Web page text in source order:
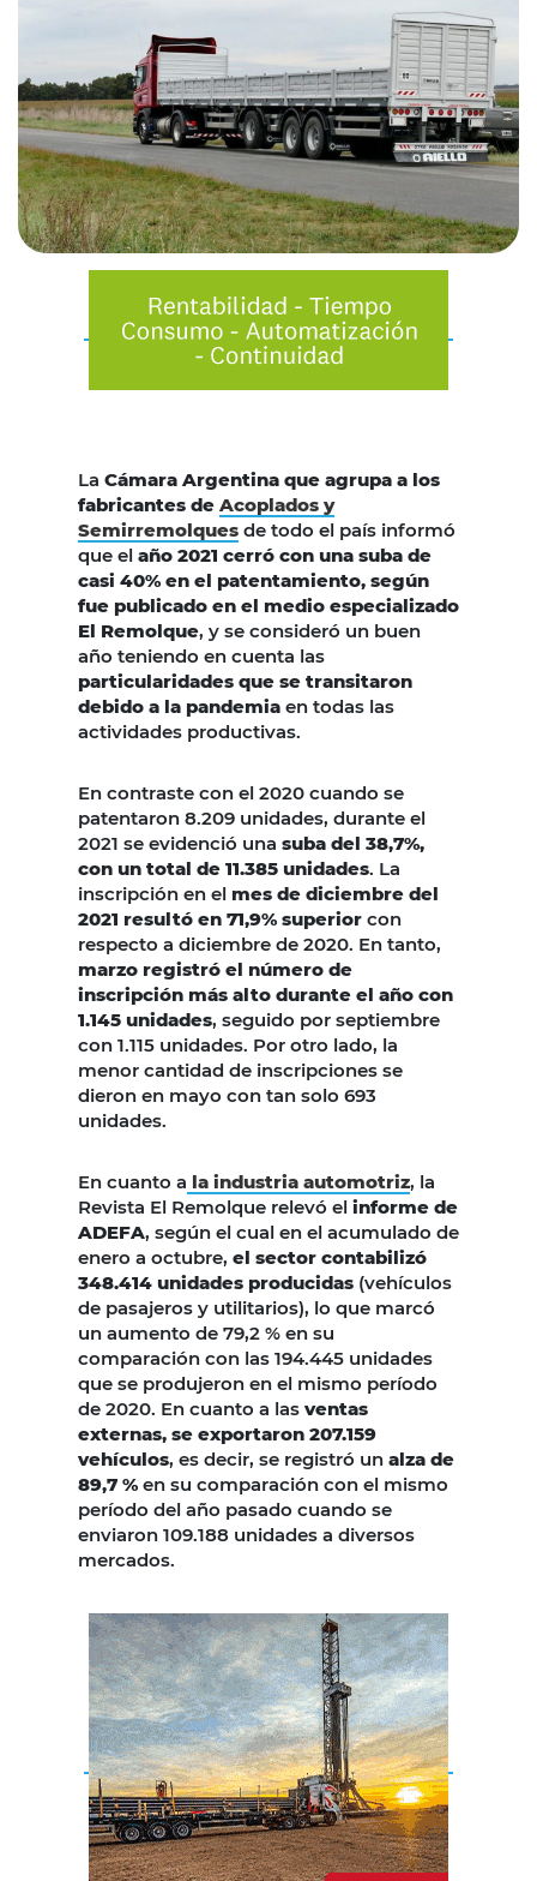
La Cámara Argentina que agrupa a los
fabricantes de Acoplados y
Semirremolques de todo el país informó
que el año 2021 cerró con una suba de
casi 40% en el patentamiento, según
fue publicado en el medio especializado
El Remolque, y se consideró un buen
año teniendo en cuenta las
particularidades que se transitaron
debido a la pandemia en todas las
actividades productivas.
En contraste con el 2020 cuando se
patentaron 8.209 unidades, durante el
2021 se evidenció una suba del 38,7%,
con un total de 11.385 unidades. La
inscripción en el mes de diciembre del
2021 resultó en 71,9% superior con
respecto a diciembre de 2020. En tanto,
marzo registró el número de
inscripción más alto durante el año con
1.145 unidades, seguido por septiembre
con 1.115 unidades. Por otro lado, la
menor cantidad de inscripciones se
dieron en mayo con tan solo 693
unidades.
En cuanto a la industria automotriz, la
Revista El Remolque relevó el informe de
ADEFA, según el cual en el acumulado de
enero a octubre, el sector contabilizó
348.414 unidades producidas (vehículos
de pasajeros y utilitarios), lo que marcó
un aumento de 79,2 % en su
comparación con las 194.445 unidades
que se produjeron en el mismo período
de 2020. En cuanto a las ventas
externas, se exportaron 207.159
vehículos, es decir, se registró un alza de
89,7 % en su comparación con el mismo
período del año pasado cuando se
enviaron 109.188 unidades a diversos
mercados.